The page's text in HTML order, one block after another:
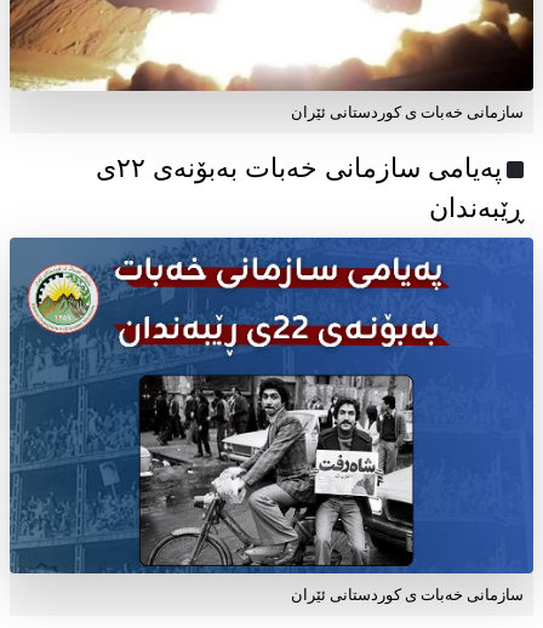
سازمانی خەبات ی کوردستانی ئێران
پەیامی سازمانی خەبات بەبۆنەی ۲۲ی
ڕێبەندان
سازمانی خەبات ی كوردستانی ئێران